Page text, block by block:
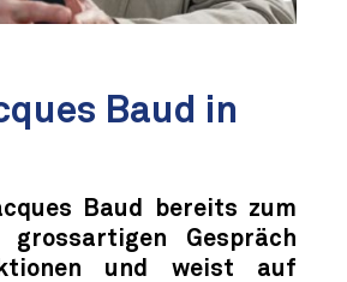
Baud in
Baud bereits zum
Gespräch
und weist auf